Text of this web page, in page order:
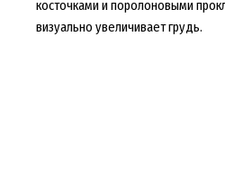
косточками и поролоновыми
визуально увеличивает грудь.